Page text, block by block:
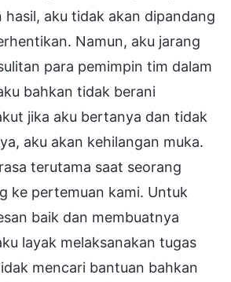
hasil, aku tidak akan dipandang
Namun, aku jarang
para pemimpin tim dalam
bahkan tidak berani
jika aku bertanya dan tidak
aku akan kehilangan muka.
terutama saat seorang
ke pertemuan kami. Untuk
baik dan membuatnya
layak melaksanakan tugas
mencari bantuan bahkan